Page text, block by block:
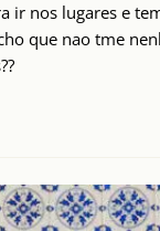
ir nos lugares e
que nao tme